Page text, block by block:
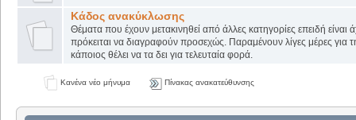
Κάδος ανακύκλωσης
Θέματα που έχουν μετακινηθεί από άλλες κατηγορίες επειδή είναι
πρόκειται να διαγραφούν προσεχώς. Παραμένουν λίγες μέρες για
κάποιος θέλει να τα δει για τελευταία φορά.
Κανένα νέο μήνυμα Πίνακας ανακατεύθυνσης